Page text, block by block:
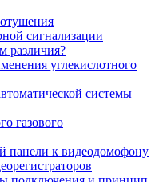
сигнализации
различия?
углекислотного
системы
газового
панели к видеодомофону